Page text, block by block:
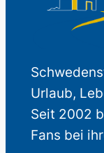
Urlaub,
Seit 2002
Fans bei